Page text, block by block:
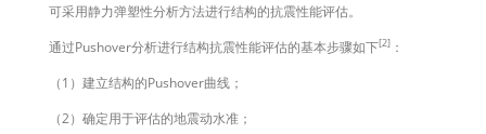
可采用静力弹塑性分析方法进行结构的抗震性能评估。
通过Pushover分析进行结构抗震性能评估的基本步骤如下[2] ：
（1）建立结构的Pushover曲线；
（2）确定用于评估的地震动水准；